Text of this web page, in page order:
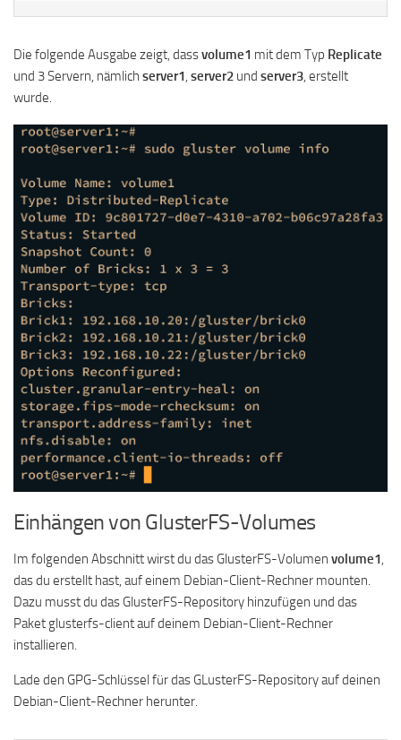
Die folgende Ausgabe zeigt, dassvolume1 mit dem Typ Replicate
und 3 Servern, nämlich server1, server2 und server3, erstellt
wurde.
Einhängen von GlusterFS-Volumes
Im folgenden Abschnitt wirst du das GlusterFS-Volumen volume1,
das du erstellt hast, auf einem Debian-Client-Rechner mounten.
Dazu musst du das GlusterFS-Repository hinzufügen und das
Paket glusterfs-client auf deinem Debian-Client-Rechner
installieren.
Lade den GPG-Schlüssel für das GLusterFS-Repository auf deinen
Debian-Client-Rechner herunter.